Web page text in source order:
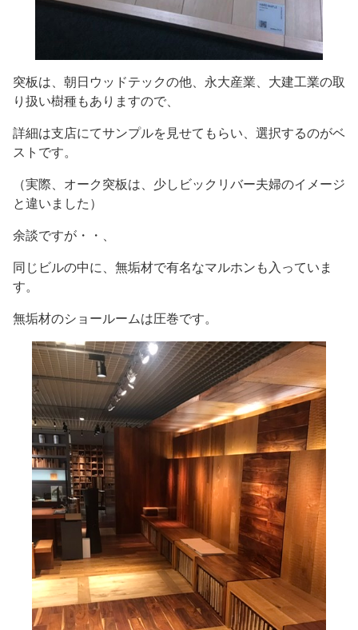
突板は、朝日ウッドテックの他、永大産業、大建工業の取
り扱い樹種もありますので、
詳細は支店にてサンプルを見せてもらい、選択するのがベ
ストです。
（実際、オーク突板は、少しビックリバー夫婦のイメージ
と違いました）
余談ですが・・、
同じビルの中に、無垢材で有名なマルホンも入っていま
す。
無垢材のショールームは圧巻です。